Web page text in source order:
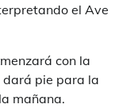
el Ave
con la
dará pie para la
mañana.